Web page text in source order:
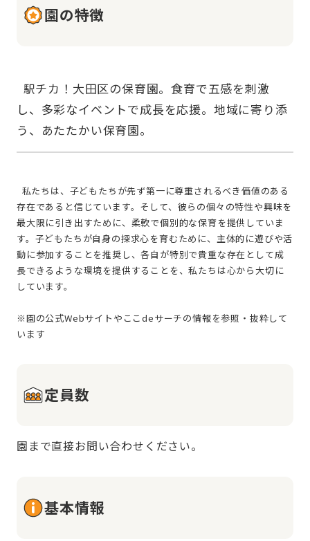
園の特徴
し、多彩なイベントで成長を応援。地域に寄り添
存在であると信じています。そして、彼らの個々の特性や興味を
最大限に引き出すために、柔軟で個別的な保育を提供していま
す。子どもたちが自身の探求心を育むために、主体的に遊びや活
動に参加することを推奨し、各自が特別で貴重な存在として成
長できるような環境を提供することを、私たちは心から大切に
しています。
※園の公式Webサイトやここdeサーチの情報を参照・抜粋して
定員数
園まで直接お問い合わせください。
基本情報